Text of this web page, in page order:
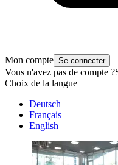
Mon compte Se connecter
Vous n'avez pas de compte ?
Choix de la langue
Deutsch
Français
English